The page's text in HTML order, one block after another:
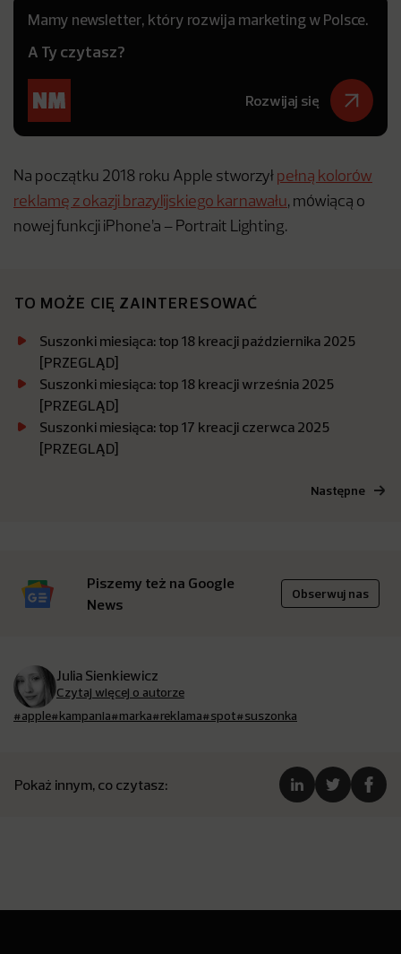
Mamy newsletter, który rozwija marketing w Polsce.
A Ty czytasz?
Rozwijaj się
Na początku 2018 roku Apple stworzył pełną kolorów
reklamę z okazji brazylijskiego karnawału, mówiącą o
nowej funkcji iPhone’a – Portrait Lighting.
TO MOŻE CIĘ ZAINTERESOWAĆ
Suszonki miesiąca: top 18 kreacji października 2025
[PRZEGLĄD]
Suszonki miesiąca: top 18 kreacji września 2025
[PRZEGLĄD]
Suszonki miesiąca: top 17 kreacji czerwca 2025
[PRZEGLĄD]
Następne
Piszemy też na Google
News
Obserwuj nas
Julia Sienkiewicz
Czytaj więcej o autorze
#apple#kampania#marka#reklama#spot#suszonka
Pokaż innym, co czytasz: